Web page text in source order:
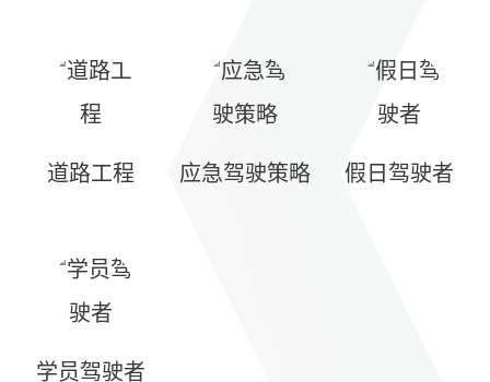
道路工程 应急驾驶策略 假日驾驶者
学员驾驶者